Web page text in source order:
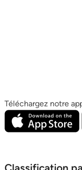
Téléchargez notre